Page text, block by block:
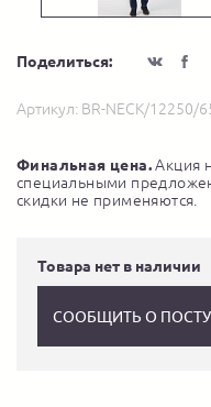
Поделиться:
Артикул: BR-NECK/12250/
Финальная цена.Акция
специальными
скидки не применяются.
Товара нет в наличии
СООБЩИТЬ О